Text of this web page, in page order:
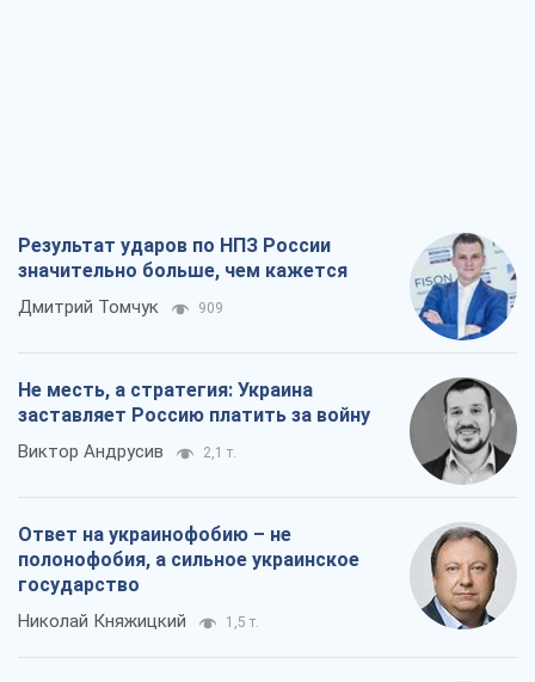
Результат ударов по НПЗ России
значительно больше, чем кажется
Дмитрий Томчук 909
Не месть, а стратегия: Украина
заставляет Россию платить за войну
Виктор Андрусив 2,1 т.
Ответ на украинофобию – не
полонофобия, а сильное украинское
государство
Николай Княжицкий 1,5 т.